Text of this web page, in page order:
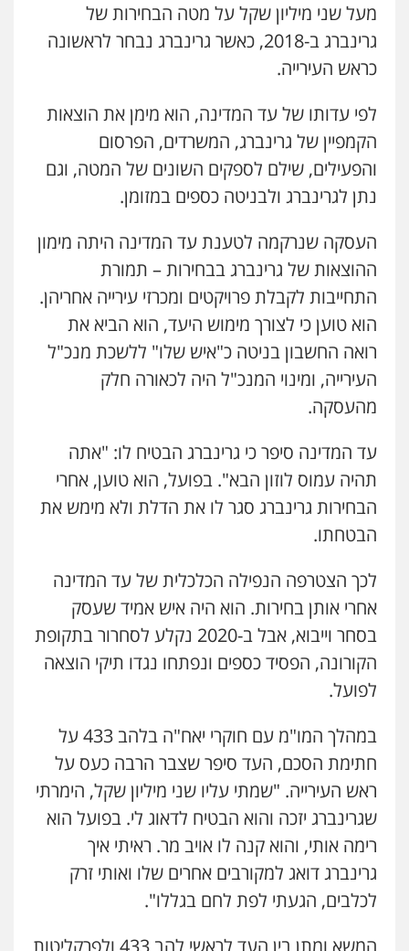
0505643689
פלילי
0506216048
עו"ד חמאדה מסרי
תעבורה
עו"ד אייל אביטל
פלילי פשיעה חמורה מעצרים וחקירות
0544712201
עו"ד רונן בנדל
כבריאן, מזר – משרד עורכי דין
פלילי מעצרים וחקירות
עו"ד בועז קניג
פלילי משפחה כלכלי צבאי
0507003001
0523647066
מעל שני מיליון שקל על מטה הבחירות של
גרינברג ב-2018, כאשר גרינברג נבחר לראשונה
כראש העירייה.
לפי עדותו של עד המדינה, הוא מימן את הוצאות
הקמפיין של גרינברג, המשרדים, הפרסום
והפעילים, שילם לספקים השונים של המטה, וגם
נתן לגרינברג ולבניטה כספים במזומן.
העסקה שנרקמה לטענת עד המדינה היתה מימון
ההוצאות של גרינברג בבחירות – תמורת
התחייבות לקבלת פרויקטים ומכרזי עירייה אחריהן.
הוא טוען כי לצורך מימוש היעד, הוא הביא את
רואה החשבון בניטה כ"איש שלו" ללשכת מנכ"ל
העירייה, ומינוי המנכ"ל היה לכאורה חלק
מהעסקה.
עד המדינה סיפר כי גרינברג הבטיח לו: "אתה
תהיה עמוס לוזון הבא". בפועל, הוא טוען, אחרי
הבחירות גרינברג סגר לו את הדלת ולא מימש את
הבטחתו.
לכך הצטרפה הנפילה הכלכלית של עד המדינה
אחרי אותן בחירות. הוא היה איש אמיד שעסק
בסחר וייבוא, אבל ב-2020 נקלע לסחרור בתקופת
הקורונה, הפסיד כספים ונפתחו נגדו תיקי הוצאה
לפועל.
במהלך המו"מ עם חוקרי יאח"ה בלהב 433 על
חתימת הסכם, העד סיפר שצבר הרבה כעס על
ראש העירייה. "שמתי עליו שני מיליון שקל, הימרתי
שגרינברג יזכה והוא הבטיח לדאוג לי. בפועל הוא
רימה אותי, והוא קנה לו אויב מר. ראיתי איך
גרינברג דואג למקורבים אחרים שלו ואותי זרק
לכלבים, הגעתי לפת לחם בגללו".
המשא ומתן בין העד לראשי להב 433 ולפרקליטות